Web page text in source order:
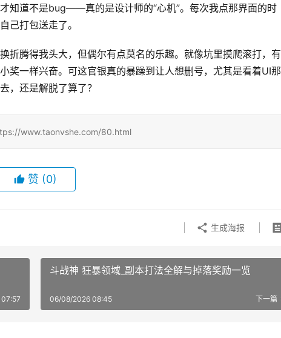
知道不是bug——真的是设计师的“心机”。每次我点那界面的时
己打包送走了。
折腾得我头大，但偶尔有点莫名的乐趣。就像坑里摸爬滚打，有
奖一样兴奋。可这官银真的暴躁到让人想删号，尤其是看着UI那
，还是解脱了算了？
www.taonvshe.com/80.html
赞 (0)
生成海报
斗战神 狂暴领域_副本打法全解与掉落奖励一览
下一篇
06/08/2026 08:45